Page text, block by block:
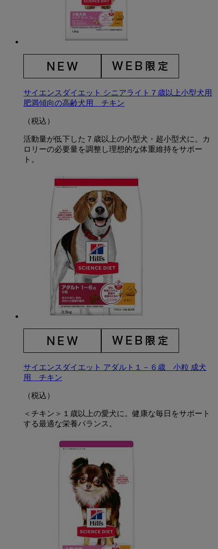
サイエンスダイエット シニアライト７歳以上小型犬用
肥満傾向の高齢犬用 チキン
（税込）
活動量が低下した７歳以上の小型犬・超小型犬に。カ
ロリーの必要量を調整し理想的な体重維持をサポー
ト。
サイエンスダイエット アダルト１－６歳 小粒 成犬
用 チキン
（税込）
＜チキン＞１歳以上の愛犬に。健康な毎日をサポート
する最適な栄養バランス。